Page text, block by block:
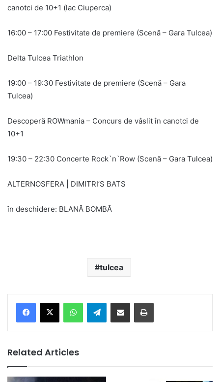
canotci de 10+1 (lac Ciuperca)
16:00 – 17:00 Festivitate de premiere (Scenă – Gara Tulcea)
Delta Tulcea Triathlon
19:00 – 19:30 Festivitate de premiere (Scenă – Gara
Tulcea)
Descoperă ROWmania – Concurs de vâslit în canotci de
10+1
19:30 – 22:30 Concerte Rock`n`Row (Scenă – Gara Tulcea)
ALTERNOSFERA | DIMITRI’S BATS
în deschidere: BLANĂ BOMBĂ
tulcea
Telegram
Related Articles